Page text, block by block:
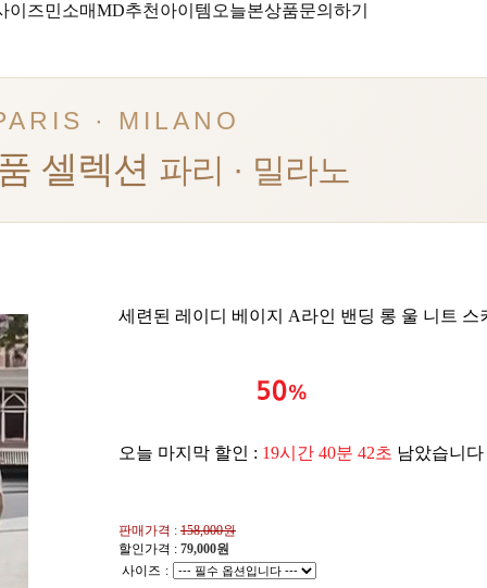
이즈민소매MD추천아이템 오늘본상품문의하기
· MILANO
셀렉션 파리 · 밀라노
세련된 레이디 베이지 A라인 밴딩 롱 울 니트 스
오늘 마지막 할인 : 19시간 40분 40초 남았습니다
판매가격 : 158,000원
할인가격 : 79,000원
사이즈 :